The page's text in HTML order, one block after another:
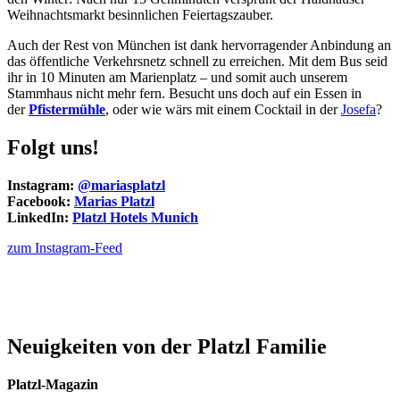
Weihnachtsmarkt besinnlichen Feiertagszauber.
Auch der Rest von München ist dank hervorragender Anbindung an
das öffentliche Verkehrsnetz schnell zu erreichen. Mit dem Bus seid
ihr in 10 Minuten am Marienplatz – und somit auch unserem
Stammhaus nicht mehr fern. Besucht uns doch auf ein Essen in
derPfistermühle, oder wie wärs mit einem Cocktail in derJosefa?
Folgt uns!
Instagram: @mariasplatzl
Facebook: Marias Platzl
LinkedIn: Platzl Hotels Munich
zum Instagram-Feed
Neuigkeiten von der Platzl Familie
Platzl-Magazin